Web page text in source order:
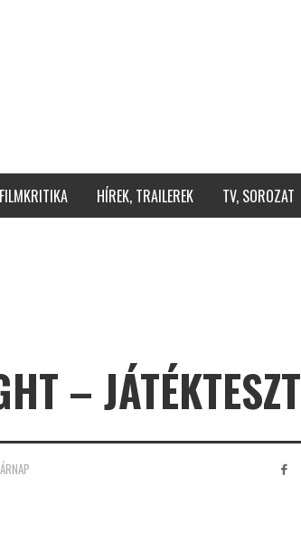
FILMKRITIKA HÍREK, TRAILEREK TV, SOROZAT
– JÁTÉKTESZT